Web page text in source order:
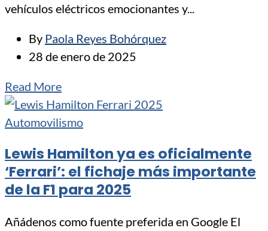
vehículos eléctricos emocionantes y...
By Paola Reyes Bohórquez
28 de enero de 2025
Read More
Automovilismo
Lewis Hamilton ya es oficialmente
‘Ferrari’: el fichaje más importante
de la F1 para 2025
Añádenos como fuente preferida en Google El